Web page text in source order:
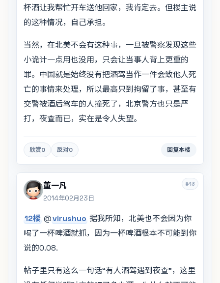
杯酒让我帮忙开车送他回家，我肯定去。但楼主说
的这种情况，自己承担。
当然，在北美不会有这种事，一旦被警察发现这些
小诡计一点用也没用，只会让当事人背上更重的
罪。中国就是始终没有把酒驾当作一件会致他人死
亡的事情来处理，所以最高只到拘留了事，甚至有
交警被酒后驾车的人撞死了，北京警方也只是严
打，夜查而已，实在是令人失望。
欣赏0 反对0 回复本楼
#13
董一凡
2014年02月23日
12楼 @virushuo 据我所知，北美也不会因为你
喝了一杯啤酒就抓，因为一杯啤酒根本不可能到你
说的0.08.
帖子里只有这么一句话“有人酒驾遇到夜查”，这里